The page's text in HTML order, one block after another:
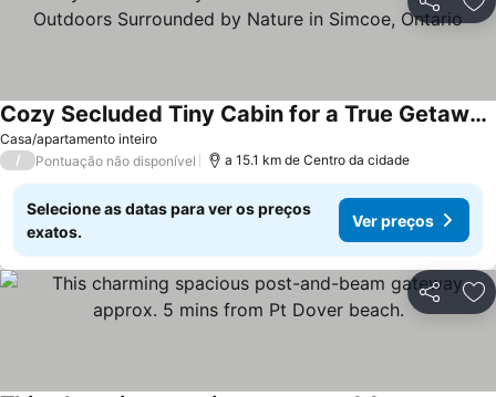
Partilhar
Casa/apartamento inteiro
Cozy Secluded Tiny Cabin for a True Getaway in the Outdoors Surrounded by Nature in Simcoe, Ontario
Ver preços
/ Pontuação não disponível a 15.1 km de Centro da cidade
Selecione as datas para ver os preços
exatos.
Ver preços
Partilhar